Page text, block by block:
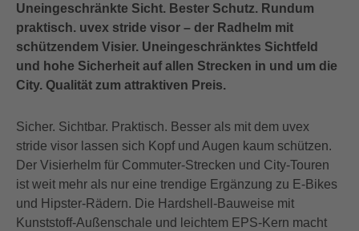
Uneingeschränkte Sicht. Bester Schutz. Rundum
praktisch. uvex stride visor – der Radhelm mit
schützendem Visier. Uneingeschränktes Sichtfeld
und hohe Sicherheit auf allen Strecken in und um die
City. Qualität zum attraktiven Preis.
Sicher. Sichtbar. Praktisch. Besser als mit dem uvex
stride visor lassen sich Kopf und Augen kaum schützen.
Der Visierhelm für Commuter-Strecken und City-Touren
ist weit mehr als nur eine trendige Ergänzung zu E-Bikes
und Hipster-Rädern. Die Hardshell-Bauweise mit
Kunststoff-Außenschale und leichtem EPS-Kern macht